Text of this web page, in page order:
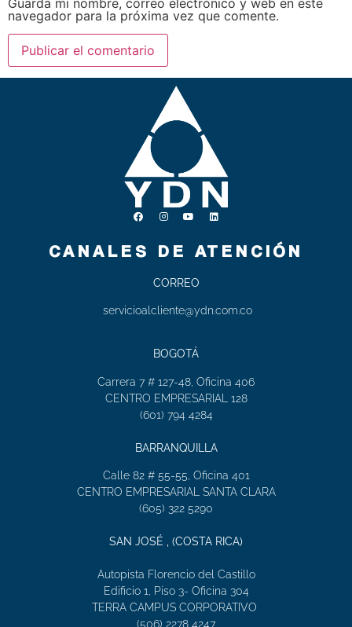
Guarda mi nombre, correo electrónico y web en este
navegador para la próxima vez que comente.
CANALES DE ATENCIÓN
CORREO
servicioalcliente@ydn.com.co
BOGOTÁ
Carrera 7 # 127-48, Oficina 406
CENTRO EMPRESARIAL 128
(601) 794 4284
BARRANQUILLA
Calle 82 # 55-55, Oficina 401
CENTRO EMPRESARIAL SANTA CLARA
(605) 322 5290
SAN JOSÉ , (COSTA RICA)
Autopista Florencio del Castillo
Edificio 1, Piso 3- Oficina 304
TERRA CAMPUS CORPORATIVO
(506) 2278 4247